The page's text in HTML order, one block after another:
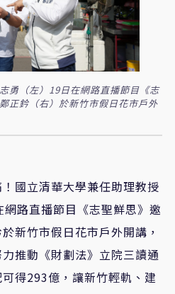
勇（左）19日在網路直播節目《志
正鈐（右）於新竹市假日花市戶外
！ 國立清華大學兼任助理教授
網路直播節目《志聖鮮思》邀
新竹市假日花市戶外開講，
推動 《財劃法》 立院三讀通
得293億，讓新竹輕軌 、 建